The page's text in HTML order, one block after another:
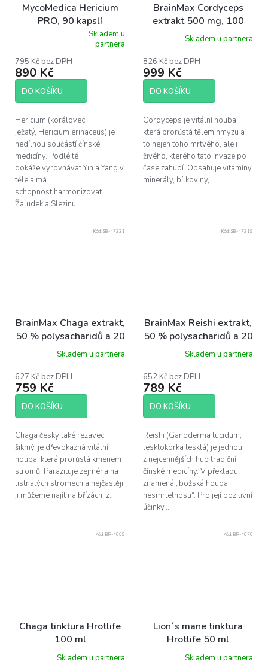
MycoMedica Hericium
PRO, 90 kapslí
produktu
je
5,0
5
Skladem u
partnera
795 Kč bez DPH
890 Kč
DO KOŠÍKU
Hericium (korálovec
ježatý, Hericium erinaceus) je
nedílnou součástí čínské
medicíny. Podlé té
dokáže vyrovnávat Yin a Yang v
těle a má
schopnost harmonizovat
Žaludek a Slezinu.
BrainMax Cordyceps
extrakt 500 mg, 100
rostlinných kapslí
Skladem u partnera
826 Kč bez DPH
999 Kč
DO KOŠÍKU
Cordyceps je vitální houba,
která prorůstá tělem hmyzu a
to nejen toho mrtvého, ale i
živého, kterého tato invaze po
čase zahubí. Obsahuje vitamíny,
minerály, bílkoviny,...
BrainMax Chaga extrakt,
50 % polysacharidů a 20
% beta-1,3/1,6 D-
glukanů 500 mg, 100
rostlinných kapslí
Skladem u partnera
627 Kč bez DPH
759 Kč
DO KOŠÍKU
Chaga česky také rezavec
šikmý, je dřevokazná vitální
houba, která prorůstá kmenem
stromů. Parazituje zejména na
listnatých stromech a nejčastěji
ji můžeme najít na břízách, z...
Kód: SB-47331
BrainMax Reishi extrakt,
50 % polysacharidů a 20
% beta-1,3/1,6 D-
glukanů 500 mg, 100
rostlinných kapslí
Skladem u partnera
652 Kč bez DPH
789 Kč
DO KOŠÍKU
Reishi (Ganoderma lucidum,
lesklokorka lesklá) je jednou
z nejcennějších hub tradiční
čínské medicíny. V překladu
znamená „božská houba
nesmrtelnosti“. Pro její pozitivní
účinky...
Kód: SB-47319
Chaga tinktura Hrotlife
100 ml
Skladem u partnera
Kód: BR-4069
Lion´s mane tinktura
Hrotlife 50 ml
Skladem u partnera
Kód: BR-4070